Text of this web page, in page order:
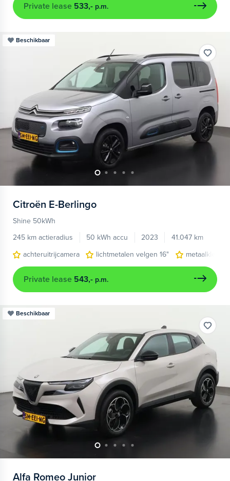
Private lease 533,- p.m.
Beschikbaar
Citroën E-Berlingo
Shine 50kWh
245 km actieradius
50 kWh accu 2023
41.047 km
achteruitrijcamera
lichtmetalen velgen 16" metaalkleur
Private lease 543,- p.m.
Beschikbaar
Alfa Romeo Junior